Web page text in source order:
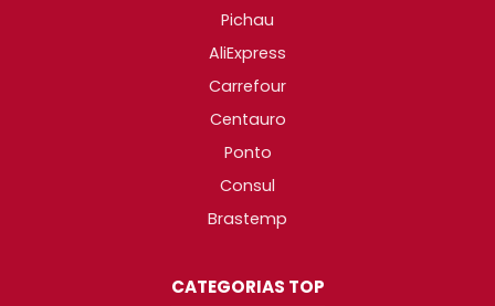
Pichau
AliExpress
Carrefour
Centauro
Ponto
Consul
Brastemp
CATEGORIAS TOP